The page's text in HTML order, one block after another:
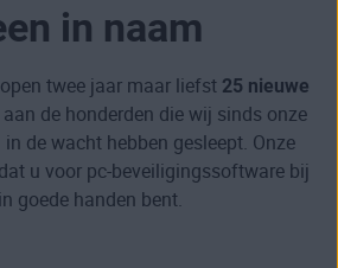
in naam
twee jaar maar liefst 25 nieuwe
de honderden die wij sinds onze
de wacht hebben gesleept. Onze
u voor pc-beveiligingssoftware bij
goede handen bent.